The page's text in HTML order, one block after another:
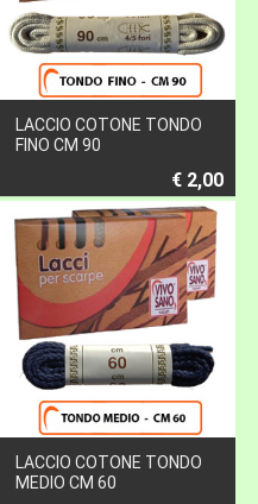
LACCIO COTONE TONDO
FINO CM 90
€ 2,00
LACCIO COTONE TONDO
MEDIO CM 60